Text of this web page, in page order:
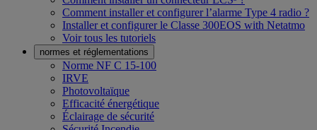
Comment installer et configurer l’alarme Type 4 radio ?
Installer et configurer le Classe 300EOS with Netatmo
Voir tous les tutoriels
normes et réglementations
Norme NF C 15-100
IRVE
Photovoltaïque
Efficacité énergétique
Éclairage de sécurité